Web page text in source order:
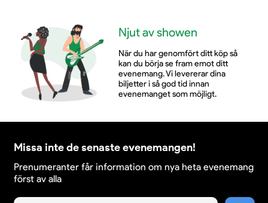
Njut av showen
När du har genomfört ditt köp så
kan du börja se fram emot ditt
evenemang. Vi levererar dina
biljetter i så god tid innan
evenemanget som möjligt.
Missa inte de senaste evenemangen!
Prenumeranter får information om nya heta evenemang
först av alla